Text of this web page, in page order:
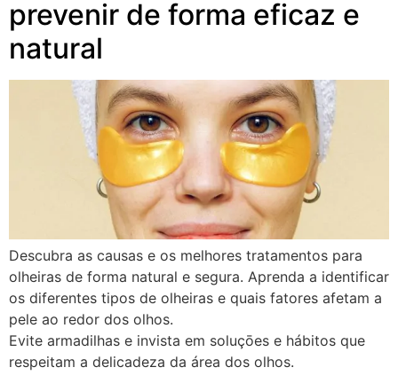
prevenir de forma eficaz e
natural
Descubra as causas e os melhores tratamentos para
olheiras de forma natural e segura. Aprenda a identificar
os diferentes tipos de olheiras e quais fatores afetam a
pele ao redor dos olhos.
Evite armadilhas e invista em soluçōes e hábitos que
respeitam a delicadeza da área dos olhos.